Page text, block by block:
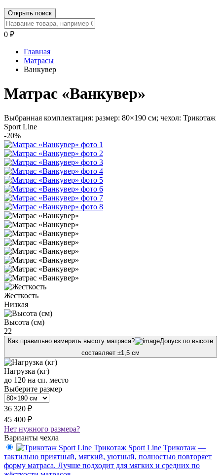
Открыть поиск
0 ₽
Главная
Матрасы
Ванкувер
Матрас «Ванкувер»
Выбранная комплектация: размер: 80×190 см; чехол: Трикотаж
Sport Line
-20%
Жесткость
Низкая
Высота (см)
22
Как правильно измерить высоту матраса?
Допуск по высоте
составляет ±1,5 см
Нагрузка (кг)
до 120 на сп. место
Выберите размер
36 320 ₽
45 400 ₽
Нет нужного размера?
Варианты чехла
Трикотаж Sport Line Трикотаж —
тактильно приятный, мягкий, уютный, полностью повторяет
форму матраса. Лучше подходит для мягких и средних по